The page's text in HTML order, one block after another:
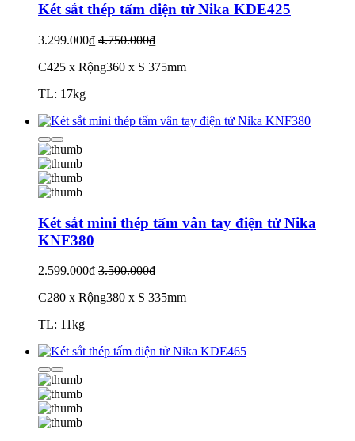
Két sắt thép tấm điện tử Nika KDE425
3.299.000₫ 4.750.000₫
C425 x Rộng360 x S 375mm
TL: 17kg
Két sắt mini thép tấm vân tay điện tử Nika
KNF380
2.599.000₫ 3.500.000₫
C280 x Rộng380 x S 335mm
TL: 11kg